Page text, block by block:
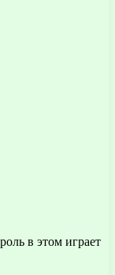
в этом играет